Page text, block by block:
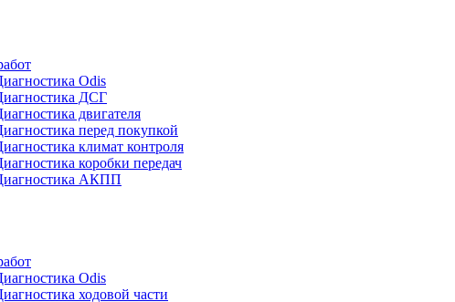
Odis
ДСГ
двигателя
перед покупкой
климат контроля
коробки передач
АКПП
Odis
ходовой части